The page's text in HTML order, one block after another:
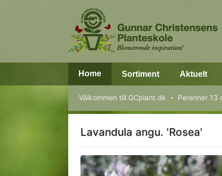
Home Sortiment Aktuelt
Välkommen till GCplant.dk Perenner 13
Lavandula angu. 'Rosea'